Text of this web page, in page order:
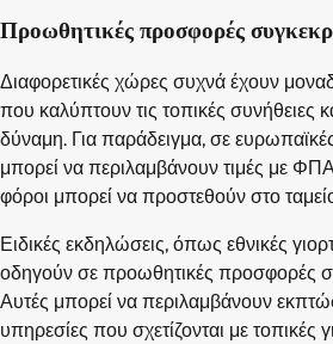
Προωθητικές προσφορές
Διαφορετικές χώρες συχνά έχουν
που καλύπτουν τις τοπικές συνήθειες
δύναμη. Για παράδειγμα, σε
μπορεί να περιλαμβάνουν τιμές με
φόροι μπορεί να προστεθούν στο
Ειδικές εκδηλώσεις, όπως εθνικές
οδηγούν σε προωθητικές προσφορές
Αυτές μπορεί να περιλαμβάνουν
υπηρεσίες που σχετίζονται με τοπικές